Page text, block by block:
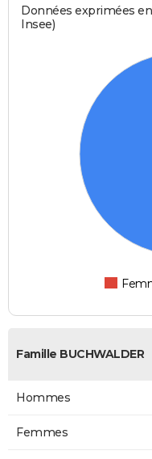
Données exprimées
Insee)
Famille BUCHWALDER
Hommes
Femmes